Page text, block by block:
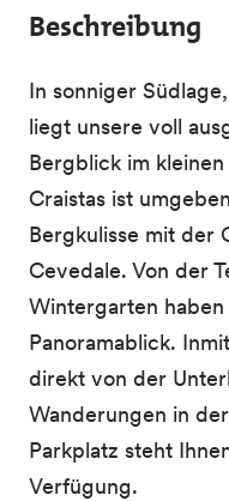
Beschreibung
In sonniger
liegt unsere voll
Bergblick im
Craistas ist
Bergkulisse mit der
Cevedale. Von der
Wintergarten
Panoramablick.
direkt von der
Wanderungen in
Parkplatz steht
Verfügung.